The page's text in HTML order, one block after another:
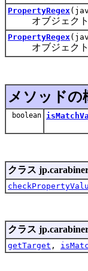
PropertyRegex
オブジェクトの
PropertyRegex
オブジェクトの
メソッドの
boolean
クラス
クラス
getTarget ,